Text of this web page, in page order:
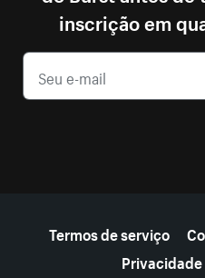
inscrição em
Termos de serviço
Privacidade